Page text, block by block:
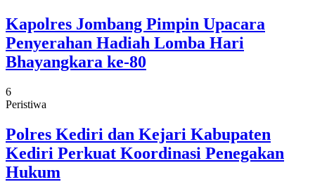
Kapolres Jombang Pimpin Upacara
Penyerahan Hadiah Lomba Hari
Bhayangkara ke-80
6
Peristiwa
Polres Kediri dan Kejari Kabupaten
Kediri Perkuat Koordinasi Penegakan
Hukum